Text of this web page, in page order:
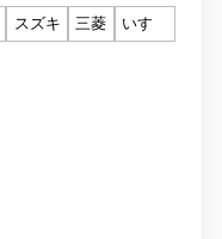
スズキ 三菱
いすゞ